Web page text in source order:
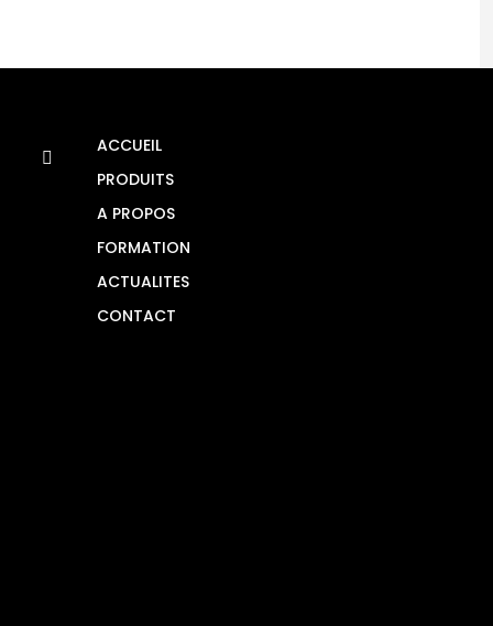
ACCUEIL
PRODUITS
A PROPOS
FORMATION
ACTUALITES
CONTACT